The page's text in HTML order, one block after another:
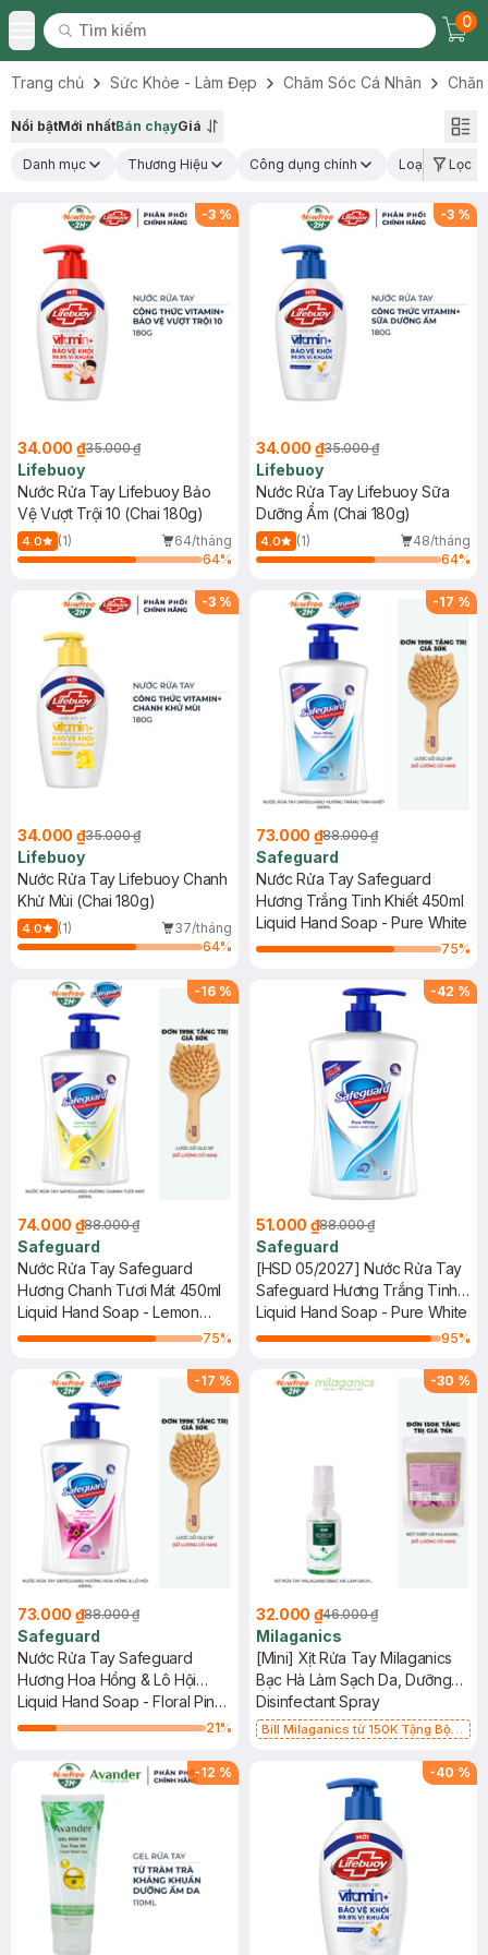
Toggle Menu
Tìm kiếm
Tìm kiếm
0
Trang chủ Sức Khỏe - Làm Đẹp Chăm Sóc Cá Nhân
Nổi bậtMới nhấtBán chạyGiá
Danh mục Thương Hiệu Công dụng chính Loại sảnLọc
-3 %
34.000 ₫35.000 ₫
Lifebuoy
Nước Rửa Tay Lifebuoy Bảo
Vệ Vượt Trội 10 (Chai 180g)
4.0 (1)
64/tháng
64%
-3 %
34.000 ₫35.000 ₫
Lifebuoy
Nước Rửa Tay Lifebuoy Sữa
Dưỡng Ẩm (Chai 180g)
4.0 (1)
48/tháng
64%
-3 %
34.000 ₫35.000 ₫
Lifebuoy
Nước Rửa Tay Lifebuoy Chanh
Khử Mùi (Chai 180g)
4.0 (1)
37/tháng
64%
-17 %
73.000 ₫88.000 ₫
Safeguard
Nước Rửa Tay Safeguard
Hương Trắng Tinh Khiết 450ml
Liquid Hand Soap - Pure White
75%
-16 %
74.000 ₫88.000 ₫
Safeguard
Nước Rửa Tay Safeguard
Hương Chanh Tươi Mát 450ml
Liquid Hand Soap - Lemon
Fresh
75%
-42 %
51.000 ₫88.000 ₫
Safeguard
[HSD 05/2027] Nước Rửa Tay
Safeguard Hương Trắng Tinh
Khiết 450ml
Liquid Hand Soap - Pure White
95%
-17 %
73.000 ₫88.000 ₫
Safeguard
Nước Rửa Tay Safeguard
Hương Hoa Hồng & Lô Hội
450ml
Liquid Hand Soap - Floral Pink
With Aloe
21%
-30 %
32.000 ₫46.000 ₫
Milaganics
[Mini] Xịt Rửa Tay Milaganics
Bạc Hà Làm Sạch Da, Dưỡng
Ẩm 50ml
Disinfectant Spray
Bill Milaganics từ 150K Tặng Bột
Vết Thâm 100g (SL Có Hạn)
-12 % -40 %